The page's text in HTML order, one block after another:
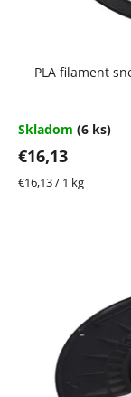
PLA filament
Skladom (6 ks)
€16,13
Jednotková
€16,13 / 1 kg